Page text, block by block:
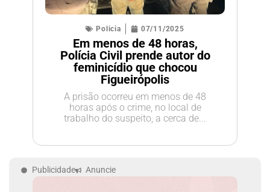
Policia 07/11/2025
Em menos de 48 horas,
Polícia Civil prende autor do
feminicídio que chocou
Figueirópolis
A prisão ocorreu em menos de 48
horas após o crime, no local de
trabalho do suspeito, a cerca de...
Publicidade Anuncie